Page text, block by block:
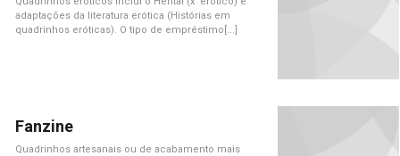
adaptações da literatura erótica (Histórias em
quadrinhos eróticas). O tipo de empréstimo[...]
Fanzine
Quadrinhos artesanais ou de acabamento mais